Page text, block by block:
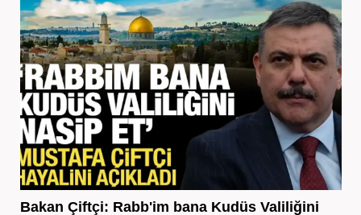
Bakan Çiftçi: Rabb'im bana Kudüs Valiliğini